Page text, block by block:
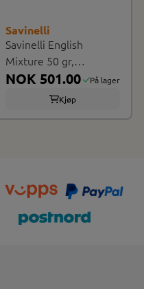
Savinelli
Savinelli English
Mixture 50 gr,
Pipetobakk
NOK 501.00
På lager
Kjøp